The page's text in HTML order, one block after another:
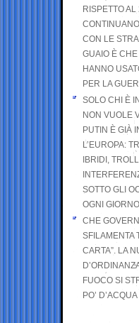
RISPETTO
CON LE
GUAIO È CHE
HANNO
PER LA
SOLO CHI È
NON VUOLE
PUTIN È GIÀ
L’EUROPA:
IBRIDI,
SOTTO GLI
OGNI GIORNO
CHE
SFILAMENTA
CARTA”. LA
FUOCO SI
PO’ D’ACQUA